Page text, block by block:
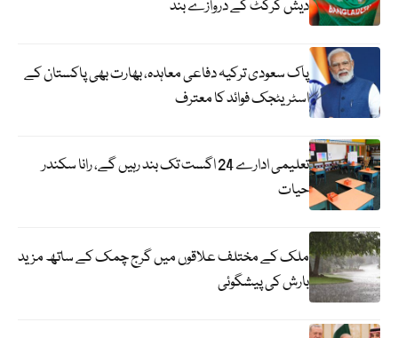
دیش کرکٹ کے دروازے بند
پاک سعودی ترکیہ دفاعی معاہدہ، بھارت بھی پاکستان کے
اسٹریٹجک فوائد کا معترف
تعلیمی ادارے 24 اگست تک بند رہیں گے، رانا سکندر
حیات
ملک کے مختلف علاقوں میں گرج چمک کے ساتھ مزید
بارش کی پیشگوئی